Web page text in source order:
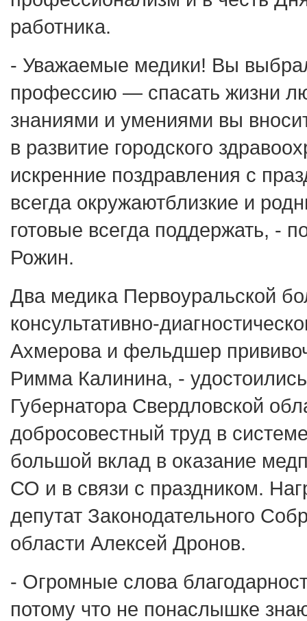
работника.
- Уважаемые медики! Вы
профессию — спасать жизни
знаниями и умениями вы
в развитие городского
искренние поздравления с
всегда окружаютблизкие и
готовые всегда поддержать, -
Рожин.
Два медика Первоуральской
консультативно-
Ахмерова и фельдшер
Римма Калинина, -
Губернатора Свердловской
добросовестный труд в
большой вклад в оказание
СО и в связи с праздником.
депутат Законодательного
области Алексей Дронов.
- Огромные слова
потому что не понаслышке